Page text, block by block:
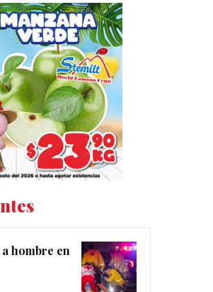
hombre en